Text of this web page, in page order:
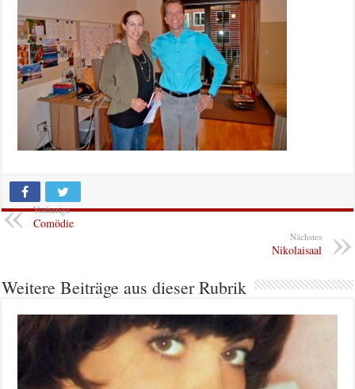
Vorherige
Comödie
Nächstes
Nikolaisaal
Weitere Beiträge aus dieser Rubrik